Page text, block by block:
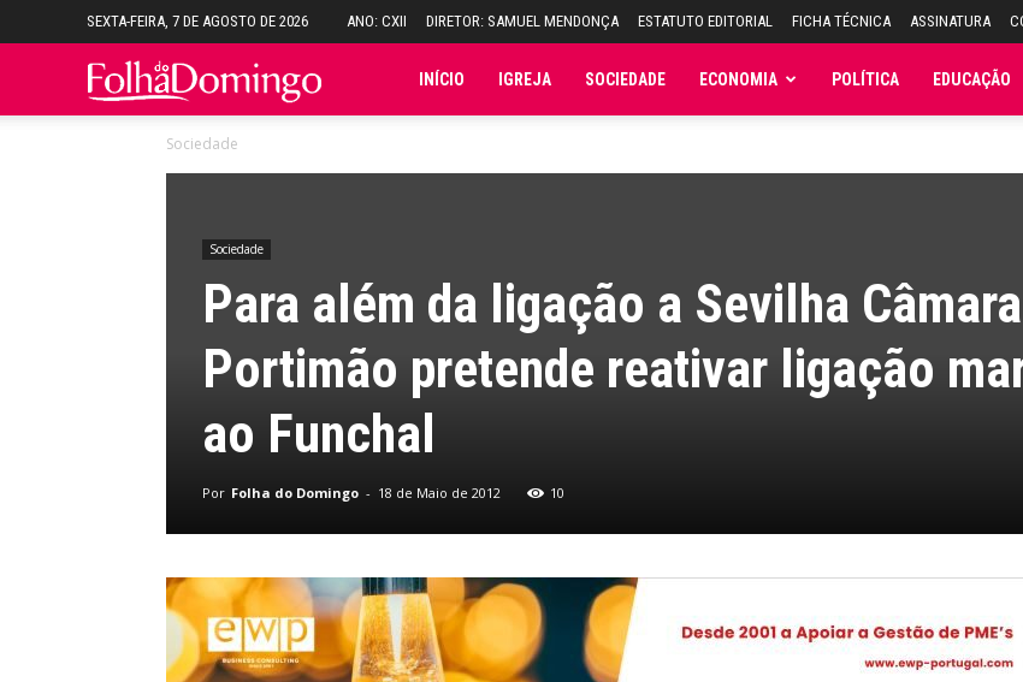
SEXTA-FEIRA, 7 DE AGOSTO DE 2026 ANO: CXII DIRETOR: SAMUEL MENDONÇA ESTATUTO EDITORIAL FICHA TÉCNICA ASSINATURA
Folha INÍCIO IGREJA SOCIEDADE ECONOMIA POLÍTICA EDUCAÇÃO
Sociedade
Sociedade
Para além da ligação a Sevilha
Portimão pretende reativar ligação
ao Funchal
Por Folha do Domingo - 18 de Maio de 2012 10